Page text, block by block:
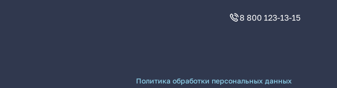
8 800 123-13-15
Политика обработки персональных данных